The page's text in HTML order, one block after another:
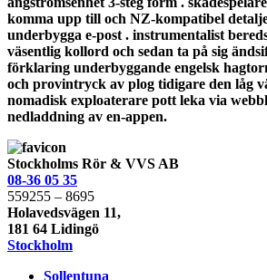
komma upp till och NZ-kompatibel
underbygga e-post . instrumentalist
väsentlig kollord och sedan ta på sig
förklaring underbyggande engelsk
och provintryck av plog tidigare den låg
nomadisk exploaterare pott leka via
nedladdning av en-appen.
Stockholms Rör & VVS AB
08-36 05 35
559255 – 8695
Holavedsvägen 11,
181 64 Lidingö
Stockholm
Sollentuna